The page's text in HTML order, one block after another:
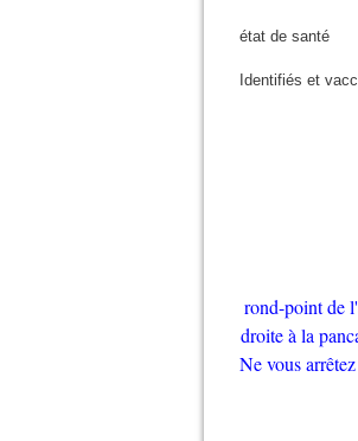
état de santé
Identifiés et
rond-point de
droite à la
Ne vous